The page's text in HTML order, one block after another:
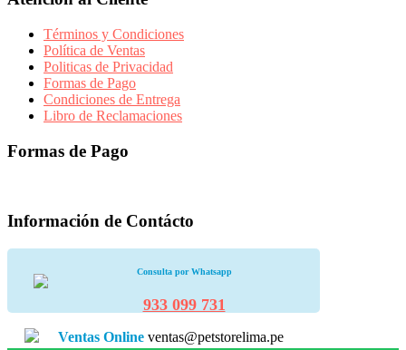
S/ 54.00
Términos y Condiciones
Política de Ventas
Politicas de Privacidad
Formas de Pago
Condiciones de Entrega
Libro de Reclamaciones
Formas de Pago
Información de Contácto
Consulta por Whatsapp
933 099 731
Ventas Online ventas@petstorelima.pe